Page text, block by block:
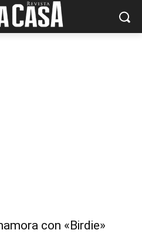
con «Birdie»